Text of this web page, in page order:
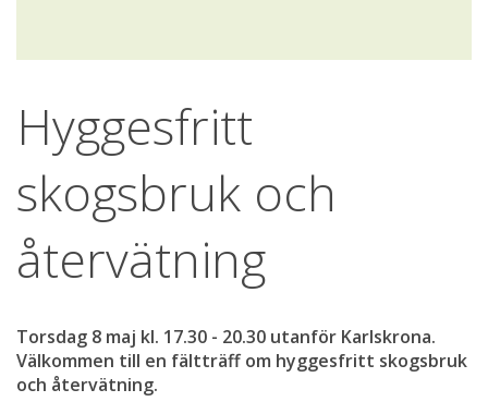
Hyggesfritt
skogsbruk och
återvätning
Torsdag 8 maj kl. 17.30 - 20.30 utanför Karlskrona.
Välkommen till en fältträff om hyggesfritt skogsbruk
och återvätning.